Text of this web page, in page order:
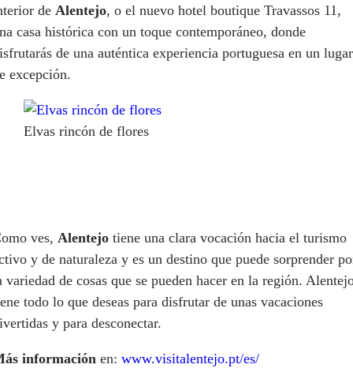
de Alentejo, o el nuevo hotel boutique Travassos 11,
casa histórica con un toque contemporáneo, donde
de una auténtica experiencia portuguesa en un lugar
excepción.
Elvas rincón de flores
ves, Alentejo tiene una clara vocación hacia el turismo
y de naturaleza y es un destino que puede sorprender
variedad de cosas que se pueden hacer en la región.
todo lo que deseas para disfrutar de unas vacaciones
y para desconectar.
información en: www.visitalentejo.pt/es/